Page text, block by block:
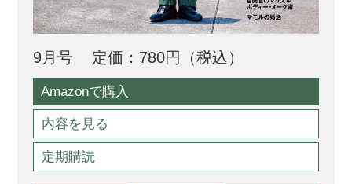
9月号 定価：780円（税込）
Amazonで購入
内容を見る
定期購読